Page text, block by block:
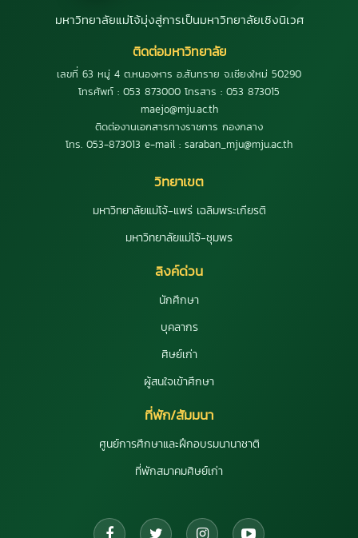
มหาวิทยาลัยแม่โจ้มุ่งสู่การเป็นมหาวิทยาลัยเชิงนิเวศ
ติดต่อมหาวิทยาลัย
เลขที่ 63 หมู่ 4 ต.หนองหาร อ.สันทราย จ.เชียงใหม่ 50290
โทรศัพท์ : 053 873000 โทรสาร : 053 873015
maejo@mju.ac.th
ติดต่องานเอกสารทางราชการ กองกลาง
โทร. 053-873013 e-mail : saraban_mju@mju.ac.th
วิทยาเขต
มหาวิทยาลัยแม่โจ้-แพร่ เฉลิมพระเกียรติ
มหาวิทยาลัยแม่โจ้-ชุมพร
ลิงค์ด่วน
นักศึกษา
บุคลากร
ศิษย์เก่า
ผู้สนใจเข้าศึกษา
ที่พัก/สัมมนา
ศูนย์การศึกษาและฝึกอบรมนานาชาติ
ที่พักสมาคมศิษย์เก่า